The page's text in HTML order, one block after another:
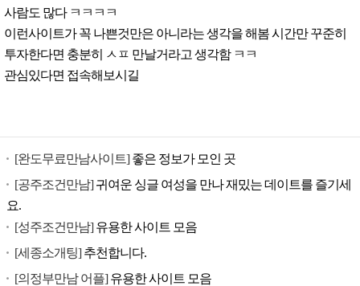
사람도 많다 ㅋㅋㅋㅋ
이런사이트가 꼭 나쁜것만은 아니라는 생각을 해봄 시간만 꾸준히
투자한다면 충분히 ㅅㅍ 만날거라고 생각함 ㅋㅋ
관심있다면 접속해보시길
[완도무료만남사이트]좋은 정보가 모인 곳
[공주조건만남]귀여운 싱글 여성을 만나 재밌는 데이트를 즐기세
요.
[성주조건만남]유용한 사이트 모음
[세종소개팅]추천합니다.
[의정부만남 어플]유용한 사이트 모음